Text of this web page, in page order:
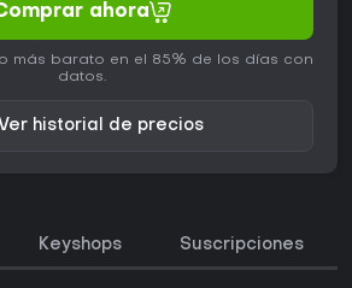
ahora
más barato en el 85% de los días con
datos.
Ver historial de precios
Keyshops Suscripciones